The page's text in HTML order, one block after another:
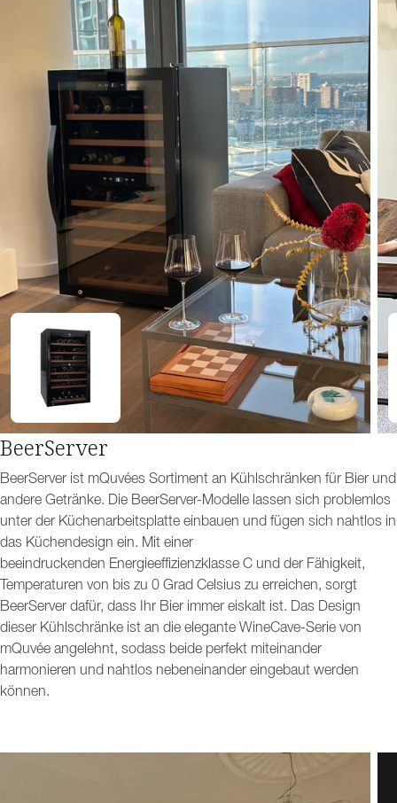
BeerServer
BeerServer ist mQuvées Sortiment an Kühlschränken für Bier und
andere Getränke. Die BeerServer-Modelle lassen sich problemlos
unter der Küchenarbeitsplatte einbauen und fügen sich nahtlos in
das Küchendesign ein. Mit einer
beeindruckenden Energieeffizienzklasse C und der Fähigkeit,
Temperaturen von bis zu 0 Grad Celsius zu erreichen, sorgt
BeerServer dafür, dass Ihr Bier immer eiskalt ist. Das Design
dieser Kühlschränke ist an die elegante WineCave-Serie von
mQuvée angelehnt, sodass beide perfekt miteinander
harmonieren und nahtlos nebeneinander eingebaut werden
können.